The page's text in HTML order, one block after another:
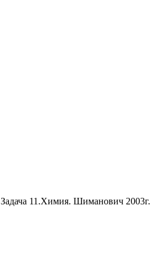
Задача 11.Химия. Шиманович 2003г.